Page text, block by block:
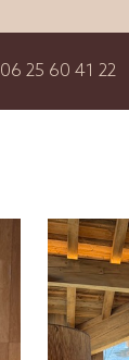
06 25 60 41 22